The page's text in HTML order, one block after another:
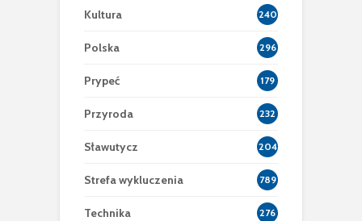
Kultura 240
Polska 296
Prypeć 179
Przyroda 232
Sławutycz 204
Strefa wykluczenia 789
Technika 276